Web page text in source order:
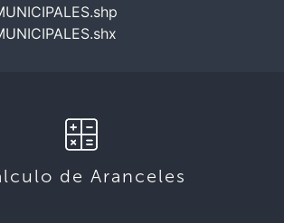
de Aranceles